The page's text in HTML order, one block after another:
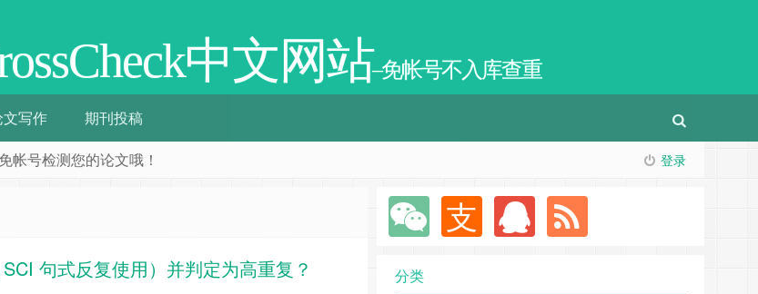
中文网站–免帐号不入库查重
文写作 期刊投稿
登录
帐号检测您的论文哦！
句式反复使用）并判定为高重复？ 分类